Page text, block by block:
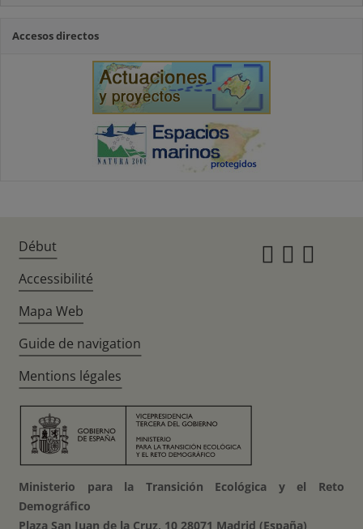
Accesos directos
Début
Accessibilité
Mapa Web
Guide de navigation
Mentions légales
Ministerio para la Transición Ecológica y el Reto
Demográfico
Plaza San Juan de la Cruz, 10 28071 Madrid (España)